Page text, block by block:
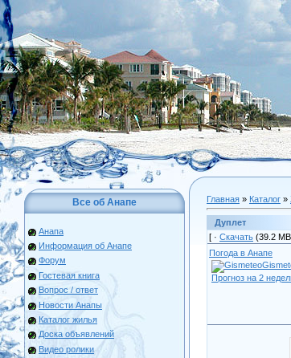
Все об Анапе
Анапа
Информация об Анапе
Форум
Гостевая книга
Вопрос / ответ
Новости Анапы
Каталог жилья
Доска объявлений
Видео ролики
Главная » Каталог »
Дуплет
[ · Скачать (39.2
Погода в Анапе
Прогноз на 2